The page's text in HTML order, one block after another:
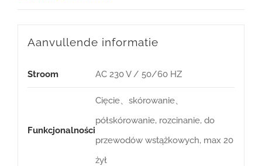
Aanvullende informatie
Stroom AC 230 V / 50/60 HZ
Funkcjonalności
Cięcie、skórowanie、
półskórowanie, rozcinanie, do
przewodów wstążkowych, max 20
żył